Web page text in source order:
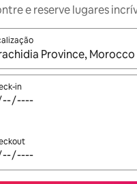
e reserve lugares
os resultados estiverem
in